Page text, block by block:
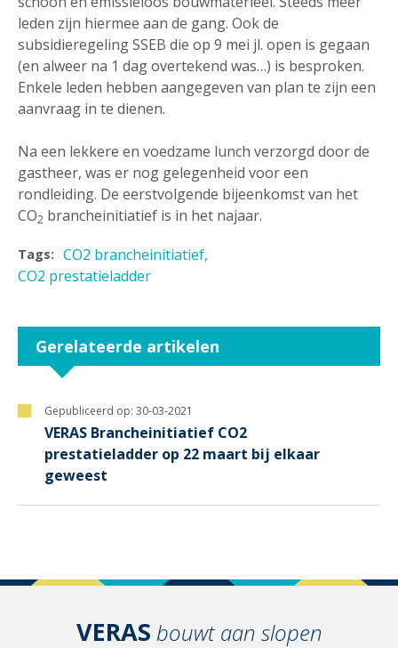
leden zijn hiermee aan de gang. Ook de
subsidieregeling SSEB die op 9 mei jl. open is gegaan
(en alweer na 1 dag overtekend was…) is besproken.
Enkele leden hebben aangegeven van plan te zijn een
aanvraag in te dienen.
Na een lekkere en voedzame lunch verzorgd door de
gastheer, was er nog gelegenheid voor een
rondleiding. De eerstvolgende bijeenkomst van het
CO2 brancheinitiatief is in het najaar.
Tags: CO2 brancheinitiatief
CO2 prestatieladder
Gerelateerde artikelen
Gepubliceerd op: 30-03-2021
VERAS Brancheinitiatief CO2
prestatieladder op 22 maart bij elkaar
geweest
VERAS bouwt aan slopen